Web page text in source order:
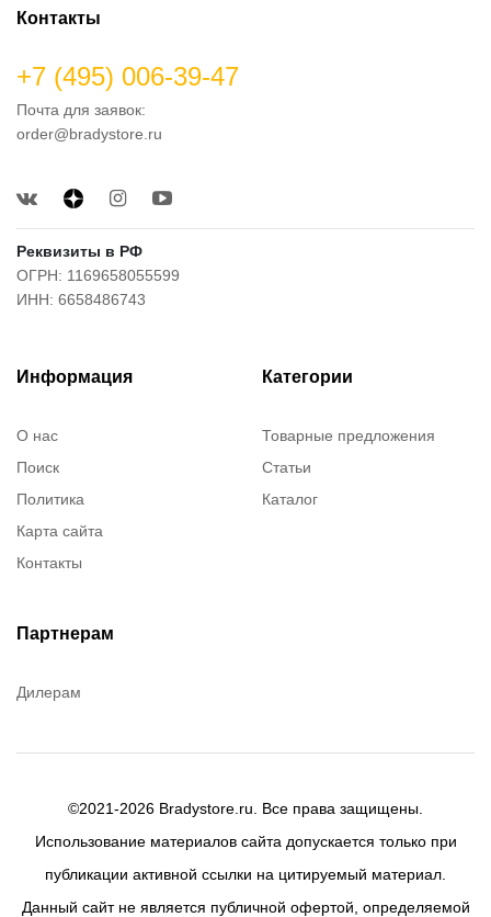
Контакты
+7 (495) 006-39-47
Почта для заявок:
order@bradystore.ru
Реквизиты в РФ
ОГРН: 1169658055599
ИНН: 6658486743
Информация
О нас
Поиск
Политика
Карта сайта
Контакты
Категории
Товарные предложения
Статьи
Каталог
Партнерам
Дилерам
©2021-2026 Bradystore.ru. Все права защищены.
Использование материалов сайта допускается только при
публикации активной ссылки на цитируемый материал.
Данный сайт не является публичной офертой, определяемой